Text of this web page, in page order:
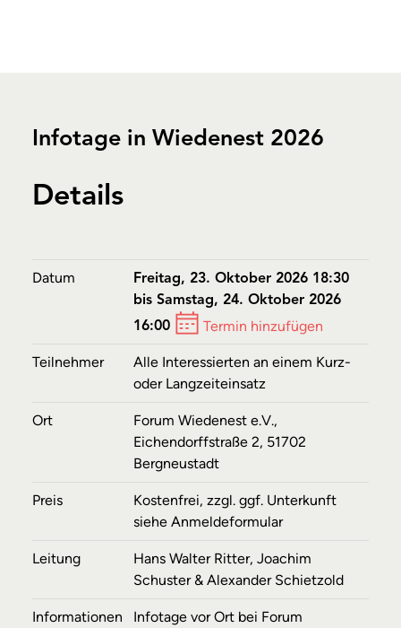
Infotage in Wiedenest 2026
Details
Datum
Freitag, 23. Oktober 2026 18:30
bis Samstag, 24. Oktober 2026
16:00
Termin hinzufügen
Teilnehmer
Alle Interessierten an einem Kurz-
oder Langzeiteinsatz
Ort
Forum Wiedenest e.V.,
Eichendorffstraße 2, 51702
Bergneustadt
Preis
Kostenfrei, zzgl. ggf. Unterkunft
siehe Anmeldeformular
Leitung
Hans Walter Ritter, Joachim
Schuster & Alexander Schietzold
Informationen
Infotage vor Ort bei Forum